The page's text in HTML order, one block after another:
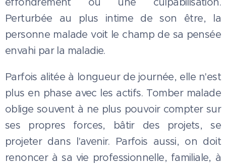
Perturbée au plus intime de son être, la
personne malade voit le champ de sa pensée
envahi par la maladie.
Parfois alitée à longueur de journée, elle n'est
plus en phase avec les actifs. Tomber malade
oblige souvent à ne plus pouvoir compter sur
ses propres forces, bâtir des projets, se
projeter dans l'avenir. Parfois aussi, on doit
renoncer à sa vie professionnelle, familiale, à